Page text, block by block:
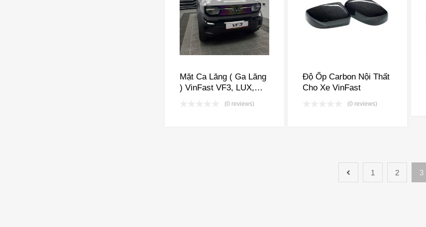
Mặt Ca Lăng ( Ga Lăng
) VinFast VF3, LUX,
(0 reviews)
Độ Ốp Carbon Nội Thất
Cho Xe VinFast
(0 reviews)
1 2 3